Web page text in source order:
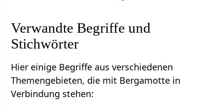
Verwandte Begriffe und
Stichwörter
Hier einige Begriffe aus verschiedenen
Themengebieten, die mit Bergamotte in
Verbindung stehen: